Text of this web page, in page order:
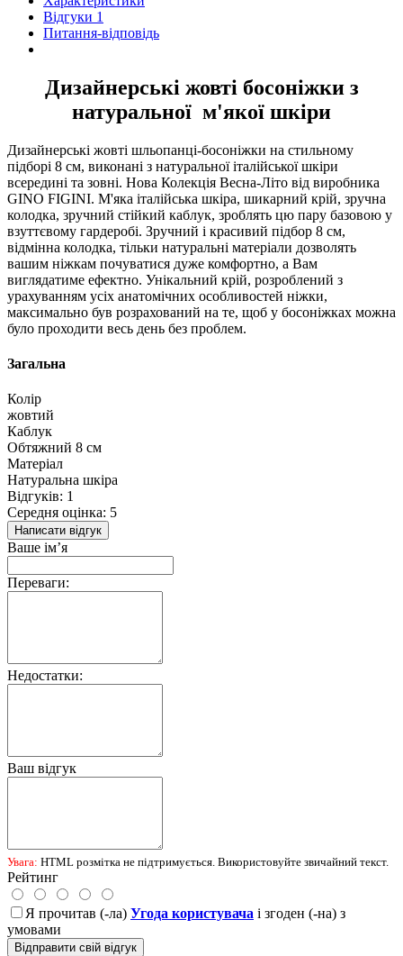
Відгуки 1
Питання-відповідь
Дизайнерські жовті босоніжки з
натуральної м'якої шкіри
Дизайнерські жовті шльопанці-босоніжки на стильному
підборі 8 см, виконані з натуральної італійської шкіри
всередині та зовні. Нова Колекція Весна-Літо від виробника
GINO FIGINI. М'яка італійська шкіра, шикарний крій, зручна
колодка, зручний стійкий каблук, зроблять цю пару базовою у
взуттєвому гардеробі. Зручний і красивий підбор 8 см,
відмінна колодка, тільки натуральні матеріали дозволять
вашим ніжкам почуватися дуже комфортно, а Вам
виглядатиме ефектно. Унікальний крій, розроблений з
урахуванням усіх анатомічних особливостей ніжки,
максимально був розрахований на те, щоб у босоніжках можна
було проходити весь день без проблем.
Загальна
Колір
жовтий
Каблук
Обтяжний 8 см
Матеріал
Натуральна шкіра
Відгуків: 1
Середня оцінка: 5
Написати відгук
Ваше ім’я
Переваги:
Недостатки:
Ваш відгук
Увага: HTML розмітка не підтримується. Використовуйте звичайний текст.
Рейтинг
Я прочитав (-ла) Угода користувача і згоден (-на) з
умовами
Відправити свій відгук